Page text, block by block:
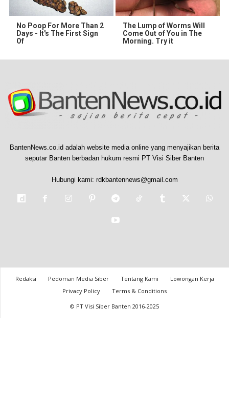
No Poop For More Than 2
Days - It's The First Sign
Of
The Lump of Worms Will
Come Out of You in The
Morning. Try it
BantenNews.co.id adalah website media online yang menyajikan berita
seputar Banten berbadan hukum resmi PT Visi Siber Banten
Hubungi kami: rdkbantennews@gmail.com
Redaksi Pedoman Media Siber Tentang Kami
Lowongan Kerja
Privacy Policy
Terms & Conditions
© PT Visi Siber Banten 2016-2025